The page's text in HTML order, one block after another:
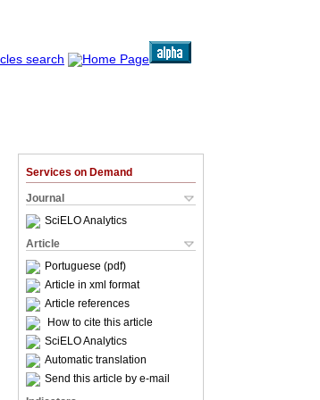
Services on Demand
Journal
SciELO Analytics
Article
Portuguese (pdf)
Article in xml format
Article references
How to cite this article
SciELO Analytics
Automatic translation
Send this article by e-mail